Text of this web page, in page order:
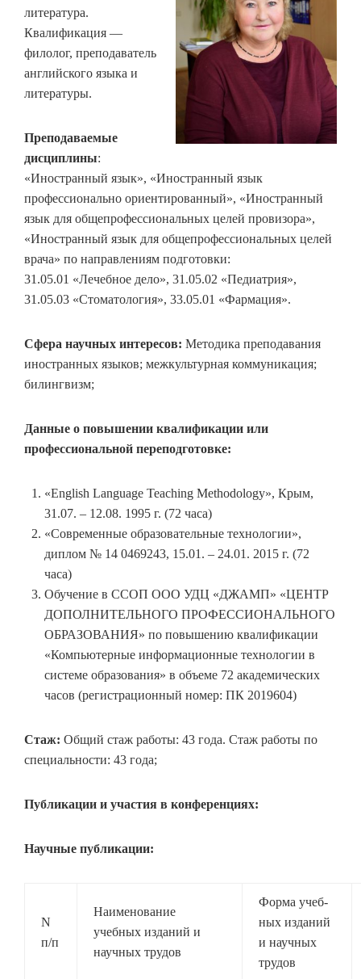
литература.
Квалификация —
филолог, преподаватель
английского языка и
литературы.
Преподаваемые
дисциплины:
«Иностранный язык», «Иностранный язык
профессионально ориентированный», «Иностранный
язык для общепрофессиональных целей провизора»,
«Иностранный язык для общепрофессиональных целей
врача» по направлениям подготовки:
31.05.01 «Лечебное дело», 31.05.02 «Педиатрия»,
31.05.03 «Стоматология», 33.05.01 «Фармация».
Сфера научных интересов: Методика преподавания
иностранных языков; межкультурная коммуникация;
билингвизм;
Данные о повышении квалификации или
профессиональной переподготовке:
«English Language Teaching Methodology», Крым,
31.07. – 12.08. 1995 г. (72 часа)
«Современные образовательные технологии»,
диплом № 14 0469243, 15.01. – 24.01. 2015 г. (72
часа)
Обучение в ССОП ООО УДЦ «ДЖАМП» «ЦЕНТР
ДОПОЛНИТЕЛЬНОГО ПРОФЕССИОНАЛЬНОГО
ОБРАЗОВАНИЯ» по повышению квалификации
«Компьютерные информационные технологии в
системе образования» в объеме 72 академических
часов (регистрационный номер: ПК 2019604)
Стаж: Общий стаж работы: 43 года. Стаж работы по
специальности: 43 года;
Публикации и участия в конференциях:
Научные публикации:
N
п/п
Наименование
учебных изданий и
научных трудов
Форма учеб-
ных изданий
и научных
трудов